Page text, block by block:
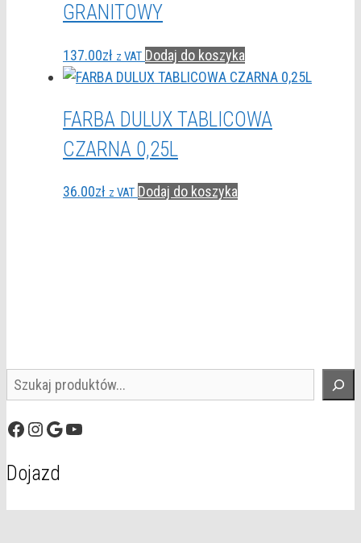
GRANITOWY
137.00zł z VAT Dodaj do koszyka
FARBA DULUX TABLICOWA
CZARNA 0,25L
36.00zł z VAT Dodaj do koszyka
Szukaj
Facebook
Instagram
GoogleYouTube
Dojazd